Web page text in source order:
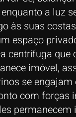
a luz
às suas
espaço
centrífuga
imóvel,
se
com forças